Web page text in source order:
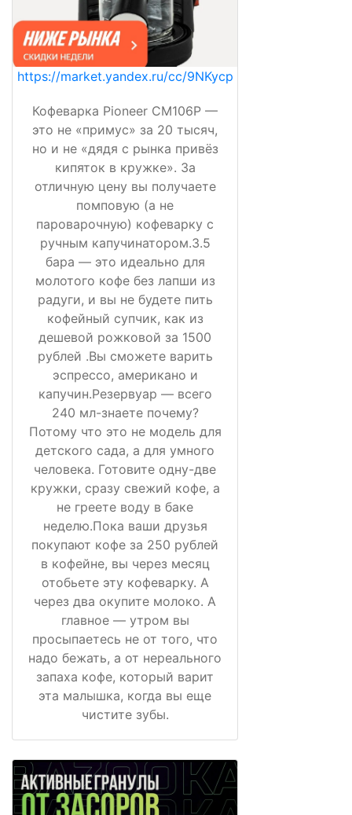
https://market.yandex.ru/cc/9NKycp
Кофеварка Pioneer CM106P —
это не «примус» за 20 тысяч,
но и не «дядя с рынка привёз
кипяток в кружке». За
отличную цену вы получаете
помповую (а не
пароварочную) кофеварку с
ручным капучинатором.3.5
бара — это идеально для
молотого кофе без лапши из
радуги, и вы не будете пить
кофейный супчик, как из
дешевой рожковой за 1500
рублей .Вы сможете варить
эспрессо, американо и
капучин.Резервуар — всего
240 мл-знаете почему?
Потому что это не модель для
детского сада, а для умного
человека. Готовите одну-две
кружки, сразу свежий кофе, а
не греете воду в баке
неделю.Пока ваши друзья
покупают кофе за 250 рублей
в кофейне, вы через месяц
отобьете эту кофеварку. А
через два окупите молоко. А
главное — утром вы
просыпаетесь не от того, что
надо бежать, а от нереального
запаха кофе, который варит
эта малышка, когда вы еще
чистите зубы.